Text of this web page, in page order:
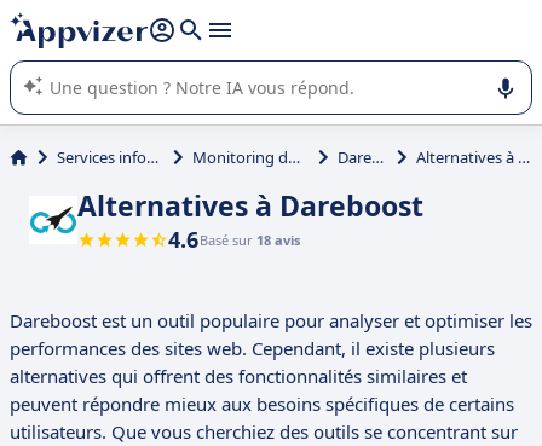
répondre (plusieurs lignes avec
L'IA de Appvizer vous guide dans l'utilisation ou la sélection de
logiciel SaaS en entreprise.
Services informatiques Monitoring de sites Web Dareboost Alternatives à Dareboost
Alternatives à Dareboost
4.6Basé sur 18 avis
Dareboost est un outil populaire pour analyser et optimiser les
performances des sites web. Cependant, il existe plusieurs
alternatives qui offrent des fonctionnalités similaires et
peuvent répondre mieux aux besoins spécifiques de certains
utilisateurs. Que vous cherchiez des outils se concentrant sur